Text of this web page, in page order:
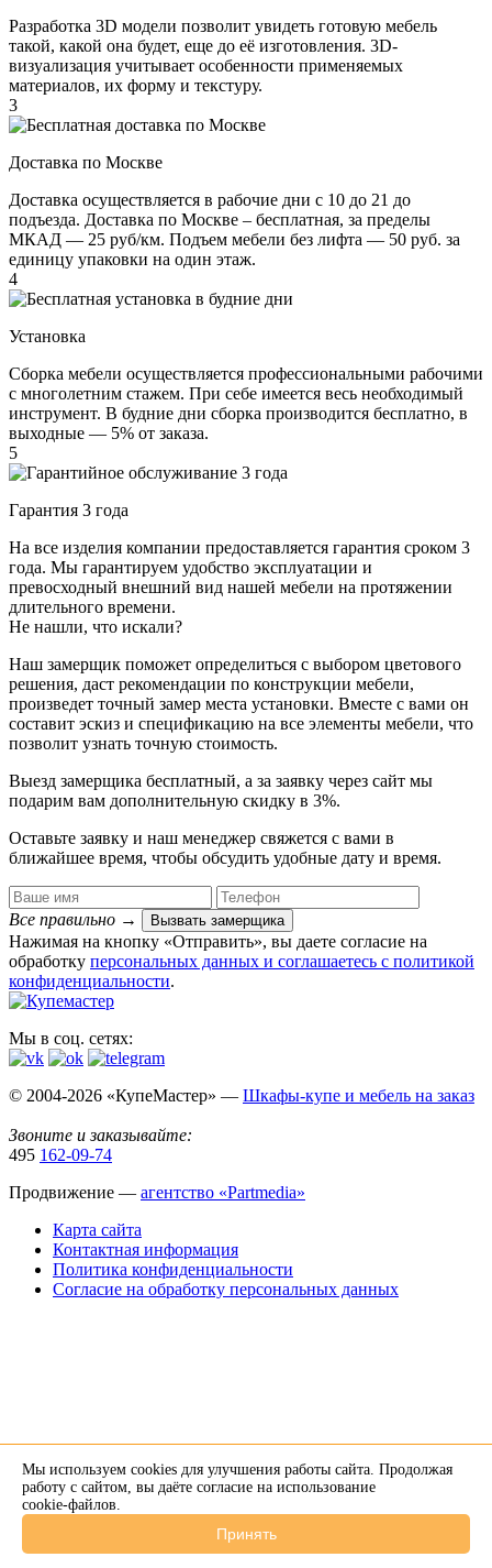
Разработка 3D модели позволит увидеть готовую мебель
такой, какой она будет, еще до её изготовления. 3D-
визуализация учитывает особенности применяемых
материалов, их форму и текстуру.
3
Доставка по Москве
Доставка осуществляется в рабочие дни с 10 до 21 до
подъезда. Доставка по Москве – бесплатная, за пределы
МКАД — 25 руб/км. Подъем мебели без лифта — 50 руб. за
единицу упаковки на один этаж.
4
Установка
Сборка мебели осуществляется профессиональными рабочими
с многолетним стажем. При себе имеется весь необходимый
инструмент. В будние дни сборка производится бесплатно, в
выходные — 5% от заказа.
5
Гарантия 3 года
На все изделия компании предоставляется гарантия сроком 3
года. Мы гарантируем удобство эксплуатации и
превосходный внешний вид нашей мебели на протяжении
длительного времени.
Не нашли, что искали?
Наш замерщик поможет определиться с выбором цветового
решения, даст рекомендации по конструкции мебели,
произведет точный замер места установки. Вместе с вами он
составит эскиз и спецификацию на все элементы мебели, что
позволит узнать точную стоимость.
Выезд замерщика бесплатный, а за заявку через сайт мы
подарим вам дополнительную скидку в 3%.
Оставьте заявку и наш менеджер свяжется с вами в
ближайшее время, чтобы обсудить удобные дату и время.
Все правильно → Вызвать замерщика
Нажимая на кнопку «Отправить», вы даете согласие на
обработку персональных данных​ и соглашаетесь c политикой
конфиденциальности.
Мы в соц. сетях:
© 2004-2026 «КупеМастер» — Шкафы-купе и мебель на заказ
Звоните и заказывайте:
495 162-09-74
Продвижение — агентство «Partmedia»
Карта сайта
Контактная информация
Политика конфиденциальности
Согласие на обработку персональных данных
Напишите нам в Telegram
+7 926 274-89-34
Мы используем cookies для улучшения работы сайта. Продолжая
работу с сайтом, вы даёте согласие на использование
cookie-файлов.
Принять